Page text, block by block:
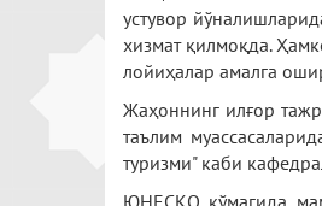
устувор
хизмат қилмоқда.
лойиҳалар амалга
Жаҳоннинг илғор
таълим
туризми" каби
ЮНЕСКО кўмагида